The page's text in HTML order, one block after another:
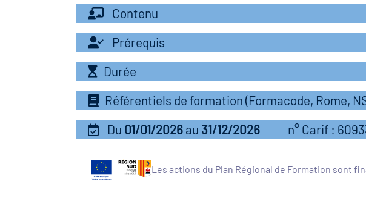
Contenu
Prérequis
Durée
Référentiels de formation (Formacode, Rome,
Du 01/01/2026 au 31/12/2026 n° Carif :
Les actions du Plan Régional de Formation sont